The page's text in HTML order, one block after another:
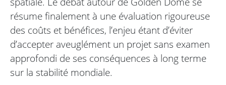
résume finalement à une évaluation rigoureuse
des coûts et bénéfices, l’enjeu étant d’éviter
d’accepter aveuglément un projet sans examen
approfondi de ses conséquences à long terme
sur la stabilité mondiale.